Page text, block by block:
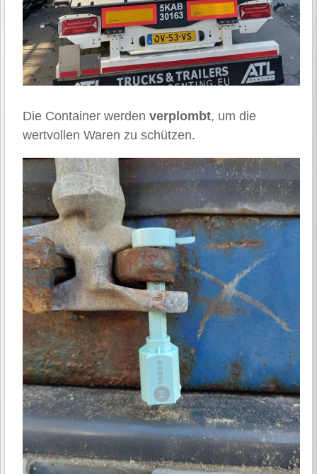
Die Container werdenverplombt, um die
wertvollen Waren zu schützen.